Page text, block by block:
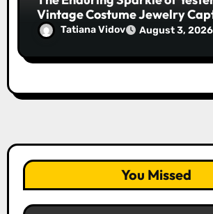
Vintage Costume Jewelry
Collectors and Style Icons Alike
Tatiana Vidov August 3, 2026
You Missed